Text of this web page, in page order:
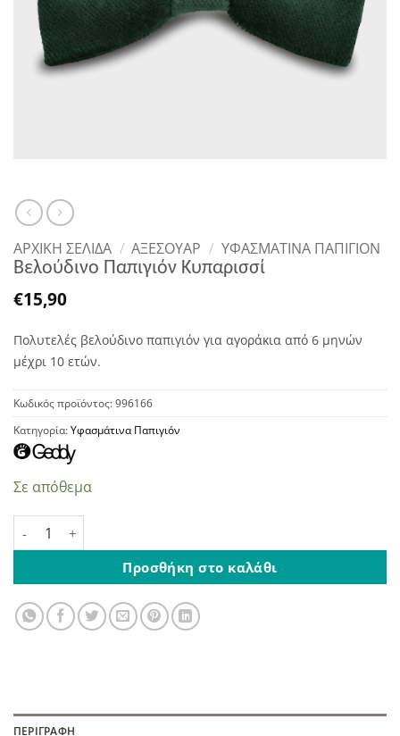
ΑΡΧΙΚΉ ΣΕΛΊΔΑ / ΑΞΕΣΟΥΑΡ / ΥΦΑΣΜΆΤΙΝΑ ΠΑΠΙΓΙΌΝ
Βελούδινο Παπιγιόν Κυπαρισσί
€15,90
Πολυτελές βελούδινο παπιγιόν για αγοράκια από 6 μηνών
μέχρι 10 ετών.
Κωδικός προϊόντος:996166
Κατηγορία:Υφασμάτινα Παπιγιόν
Σε απόθεμα
Βελούδινο Παπιγιόν Κυπαρισσί ποσότητα
Προσθήκη στο καλάθι
ΠΕΡΙΓΡΑΦΉ